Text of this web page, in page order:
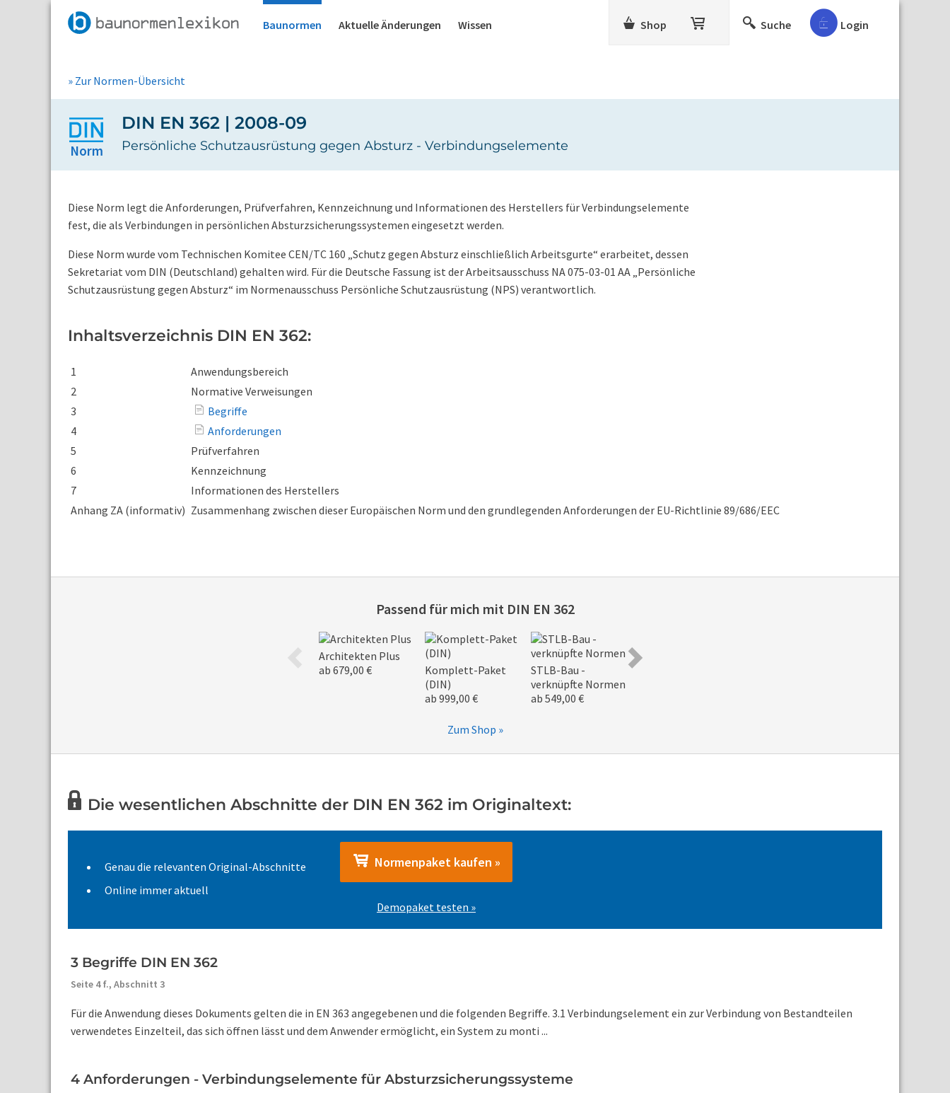
Baunormen Aktuelle Änderungen Wissen Shop Suche Login
» Zur Normen-Übersicht
Norm
DIN EN 362 | 2008-09
Persönliche Schutzausrüstung gegen Absturz - Verbindungselemente
Diese Norm legt die Anforderungen, Prüfverfahren, Kennzeichnung und Informationen des Herstellers für Verbindungselemente
fest, die als Verbindungen in persönlichen Absturzsicherungssystemen eingesetzt werden.
Diese Norm wurde vom Technischen Komitee CEN/TC 160 „Schutz gegen Absturz einschließlich Arbeitsgurte“ erarbeitet, dessen
Sekretariat vom DIN (Deutschland) gehalten wird. Für die Deutsche Fassung ist der Arbeitsausschuss NA 075-03-01 AA „Persönliche
Schutzausrüstung gegen Absturz“ im Normenausschuss Persönliche Schutzausrüstung (NPS) verantwortlich.
Inhaltsverzeichnis DIN EN 362:
1
Anwendungsbereich
2
Normative Verweisungen
3
Begriffe
4
Anforderungen
5
Prüfverfahren
6
Kennzeichnung
7
Informationen des Herstellers
Anhang ZA (informativ) Zusammenhang zwischen dieser Europäischen Norm und den grundlegenden Anforderungen der EU-Richtlinie 89/686/EEC
Passend für mich mit DIN EN 362
Architekten Plus
ab 679,00 €
Komplett-Paket
(DIN)
ab 999,00 €
STLB-Bau -
verknüpfte Normen
ab 549,00 €
Zum Shop »
Die wesentlichen Abschnitte der DIN EN 362 im Originaltext:
Genau die relevanten Original-Abschnitte
Online immer aktuell
Normenpaket kaufen »
Demopaket testen »
3 Begriffe DIN EN 362
Seite 4 f., Abschnitt 3
Für die Anwendung dieses Dokuments gelten die in EN 363 angegebenen und die folgenden Begriffe. 3.1 Verbindungselement ein zur Verbindung von Bestandteilen
verwendetes Einzelteil, das sich öffnen lässt und dem Anwender ermöglicht, ein System zu monti ...
4 Anforderungen - Verbindungselemente für Absturzsicherungssysteme